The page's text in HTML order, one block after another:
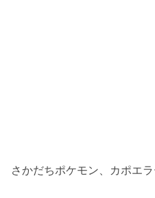
さかだちポケモン、カポエラ